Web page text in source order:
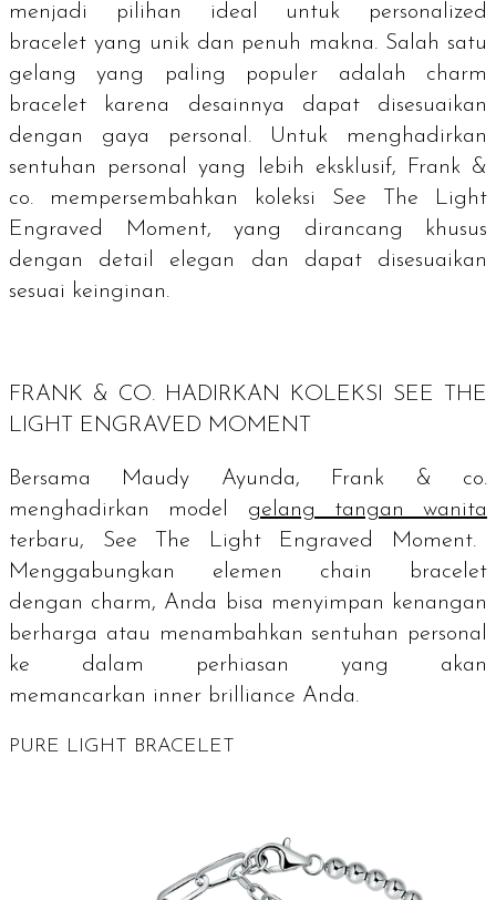
menjadi pilihan ideal untuk personalized
bracelet yang unik dan penuh makna. Salah satu
gelang yang paling populer adalah charm
bracelet karena desainnya dapat disesuaikan
dengan gaya personal. Untuk menghadirkan
sentuhan personal yang lebih eksklusif, Frank &
co. mempersembahkan koleksi See The Light
Engraved Moment, yang dirancang khusus
dengan detail elegan dan dapat disesuaikan
sesuai keinginan.
FRANK & CO. HADIRKAN KOLEKSI SEE THE
LIGHT ENGRAVED MOMENT
Bersama Maudy Ayunda, Frank & co.
menghadirkan model gelang tangan wanita
terbaru, See The Light Engraved Moment.
Menggabungkan elemen chain bracelet
dengan charm, Anda bisa menyimpan kenangan
berharga atau menambahkan sentuhan personal
ke dalam perhiasan yang akan
memancarkan inner brilliance Anda.
PURE LIGHT BRACELET